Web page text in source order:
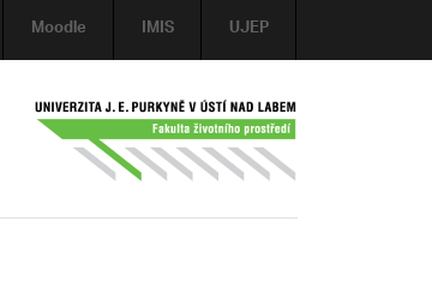
Moodle IMIS UJEP